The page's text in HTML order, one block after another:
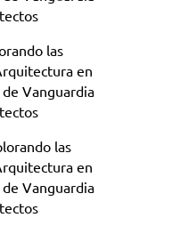
las
en
Vanguardia
las
en
Vanguardia